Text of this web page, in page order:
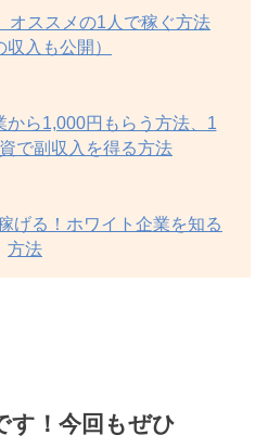
オススメの1人で稼ぐ方法
収入も公開）
から1,000円もらう方法、1
で副収入を得る方法
げる！ホワイト企業を知る
方法
す！今回もぜひ